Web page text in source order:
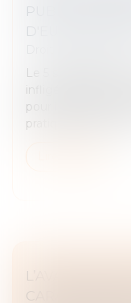
PUBLICITÉ EN
D'EUROS
Le 5 septembre
infligé à Google
pour infraction
pratiques
L’AVANTAGE
CARACTÉRISÉ